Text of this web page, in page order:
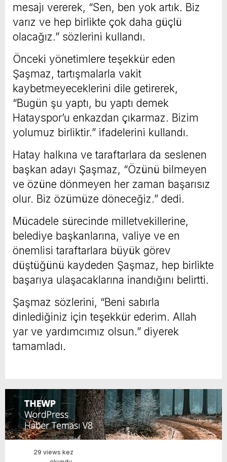
mesajı vererek, “Sen, ben yok artık. Biz
varız ve hep birlikte çok daha güçlü
olacağız.” sözlerini kullandı.
Önceki yönetimlere teşekkür eden
Şaşmaz, tartışmalarla vakit
kaybetmeyeceklerini dile getirerek,
“Bugün şu yaptı, bu yaptı demek
Hatayspor’u enkazdan çıkarmaz. Bizim
yolumuz birliktir.” ifadelerini kullandı.
Hatay halkına ve taraftarlara da seslenen
başkan adayı Şaşmaz, “Özünü bilmeyen
ve özüne dönmeyen her zaman başarısız
olur. Biz özümüze döneceğiz.” dedi.
Mücadele sürecinde milletvekillerine,
belediye başkanlarına, valiye ve en
önemlisi taraftarlara büyük görev
düştüğünü kaydeden Şaşmaz, hep birlikte
başarıya ulaşacaklarına inandığını belirtti.
Şaşmaz sözlerini, “Beni sabırla
dinlediğiniz için teşekkür ederim. Allah
yar ve yardımcımız olsun.” diyerek
tamamladı.
29 views kez